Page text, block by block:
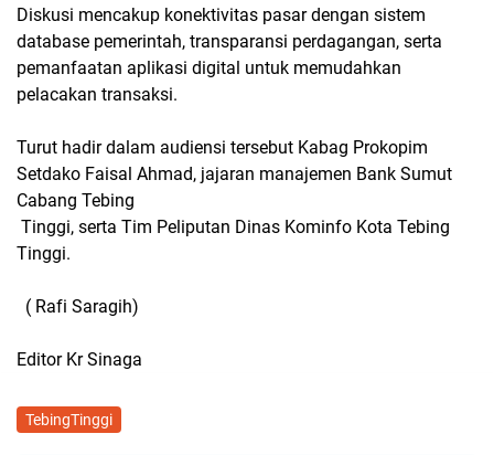
Diskusi mencakup konektivitas pasar dengan sistem
database pemerintah, transparansi perdagangan, serta
pemanfaatan aplikasi digital untuk memudahkan
pelacakan transaksi.
Turut hadir dalam audiensi tersebut Kabag Prokopim
Setdako Faisal Ahmad, jajaran manajemen Bank Sumut
Cabang Tebing
Tinggi, serta Tim Peliputan Dinas Kominfo Kota Tebing
Tinggi.
( Rafi Saragih)
Editor Kr Sinaga
TebingTinggi